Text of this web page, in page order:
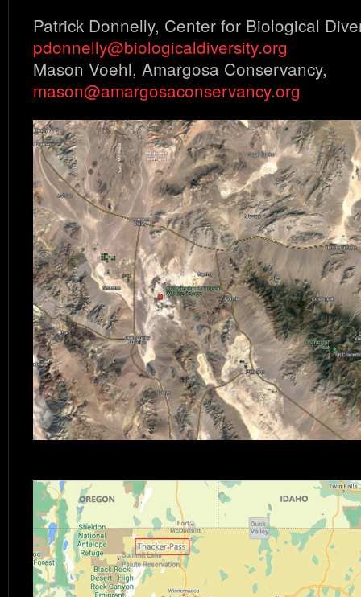
Patrick Donnelly, Center for Biological
pdonnelly@biologicaldiversity.org
Mason Voehl, Amargosa Conservancy,
mason@amargosaconservancy.org